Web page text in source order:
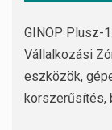
GINOP Plusz-
Vállalkozási
eszközök,
korszerűsítés,